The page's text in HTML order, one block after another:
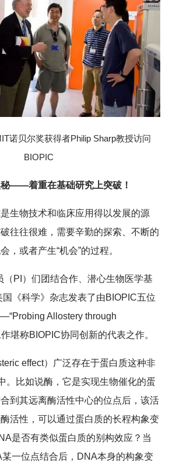
诺贝尔奖获得者Philip Sharp教授访问
BIOPIC
——着重在基础研究上突破！
生物技术和临床应用得以发展的源
往往很难，需要辛勤的探索、不断的
，或者产生“机会”的过程。
（PI）们团结合作、潜心生物医学基
《科学》杂志发表了由BIOPIC五位
Allostery through
堪称BIOPIC协同创新的代表之作。
effect）广泛存在于蛋白质这种非
。比如说酶，它是实现生物催化的蛋
到其远离酶活性中心的位点后，该活
活性，可以通过蛋白质的长程构象变
是否有类似蛋白质的别构效应？当
一位点结合后，DNA本身的构象变